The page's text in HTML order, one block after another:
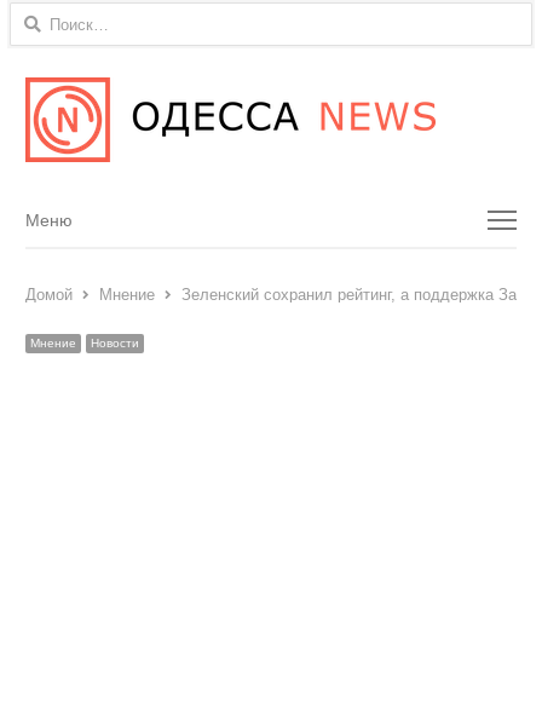
Найти:
Menu
Меню
Домой Мнение Зеленский сохранил рейтинг, а поддержка
Мнение Новости